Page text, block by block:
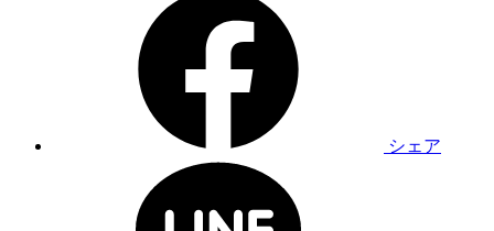
シェア